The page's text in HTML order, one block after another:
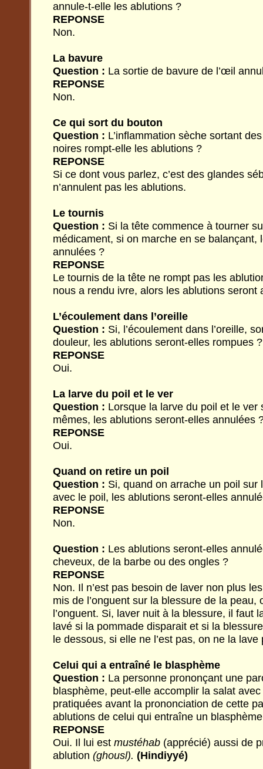
annule-t-elle les ablutions ?
REPONSE
Non.
La bavure
Question : La sortie de bavure de l’œil
REPONSE
Non.
Ce qui sort du bouton
Question : L’inflammation sèche sortant
noires rompt-elle les ablutions ?
REPONSE
Si ce dont vous parlez, c’est des glandes
n’annulent pas les ablutions.
Le tournis
Question : Si la tête commence à tourner
médicament, si on marche en se balançant,
annulées ?
REPONSE
Le tournis de la tête ne rompt pas les
nous a rendu ivre, alors les ablutions seront
L’écoulement dans l’oreille
Question : Si, l’écoulement dans l’oreille,
douleur, les ablutions seront-elles rompues ?
REPONSE
Oui.
La larve du poil et le ver
Question : Lorsque la larve du poil et le ver
mêmes, les ablutions seront-elles annulées
REPONSE
Oui.
Quand on retire un poil
Question : Si, quand on arrache un poil sur
avec le poil, les ablutions seront-elles
REPONSE
Non.
Question : Les ablutions seront-elles
cheveux, de la barbe ou des ongles ?
REPONSE
Non. Il n’est pas besoin de laver non plus
mis de l’onguent sur la blessure de la peau,
l’onguent. Si, laver nuit à la blessure, il faut
lavé si la pommade disparait et si la
le dessous, si elle ne l’est pas, on ne la lave
Celui qui a entraîné le blasphème
Question : La personne prononçant une
blasphème, peut-elle accomplir la salat
pratiquées avant la prononciation de cette
ablutions de celui qui entraîne un
REPONSE
Oui. Il lui est mustéhab (apprécié) aussi de
ablution (ghousl). (Hindiyyé)